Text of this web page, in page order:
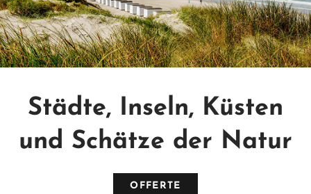
Städte, Inseln, Küsten
und Schätze der Natur
OFFERTE